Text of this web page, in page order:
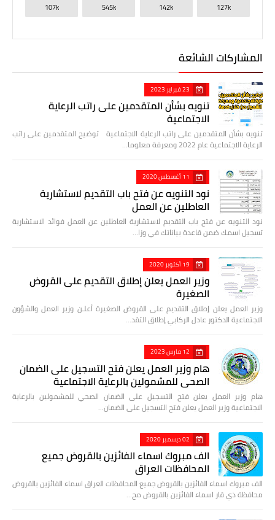
127k
142k
545k
107k
المشاركات الشائعة
23 فبراير 2023
تنويه بشأن المتقدمين على راتب الرعاية
الاجتماعية
تنويه بشأن المتقدمين على راتب الرعاية الاجتماعية توضيح المتقدمين على راتب
الرعاية الاجتماعية عام 2022 ومعرفة معلوما…
11 أغسطس 2020
نود التنويه عن فتح باب التقديم لاستشارية
العاطلين عن العمل
نود التنويه عن فتح باب التقديم لاستشارية العاطلين عن العمل فوائد الاستشارية
تسجيل اسمك ضمن قاعدة بياناتك في وزا…
19 أكتوبر 2020
وزير العمل يعلن إطلاق التقديم على القروض
الصغيرة
وزير العمل يعلن إطلاق التقديم على القروض الصغيرة أعلـن وزير العمل والشؤون
الاجتماعية الدكتور عادل الركابي إطلاق التقد…
12 مارس 2023
هام وزير العمل يعلن فتح التسجيل على الضمان
الصحي للمشمولين بالرعاية الاجتماعية
هام وزير العمل يعلن فتح التسجيل على الضمان الصحي للمشمولين بالرعاية
الاجتماعية وزير العمل يعلن فتح التسجيل على الضمان…
02 ديسمبر 2020
الف مبروك اسماء الفائزين بالقروض جميع
المحافظات العراق
الف مبروك اسماء الفائزين بالقروض جميع المحافظات العراق اسماء الفائزين بالقروض
محافظة ذي قار اسماء الفائزين بالقروض مح…